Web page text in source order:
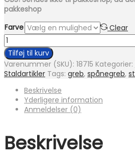
pakkeshop
Farve
Clear
Skaft
til
spånegreb
-
flere
farver
antal
Tilføj til kurv
Varenummer (SKU): 18715 Kategorier:
Staldartikler Tags: greb, spånegreb,
Beskrivelse
Yderligere information
Anmeldelser (0)
Beskrivelse